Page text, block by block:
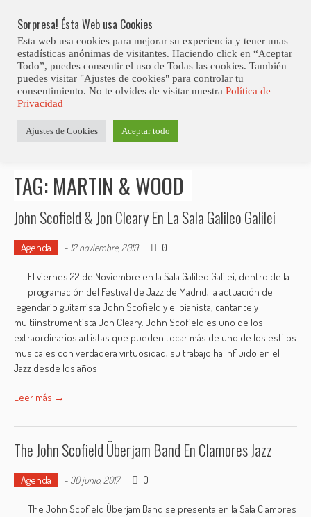
content
Club Contest.
Posts tagged "Martin & Wood"
TAG: MARTIN & WOOD
John Scofield & Jon Cleary En La Sala Galileo Galilei
Agenda - 12 noviembre, 2019 0
El viernes 22 de Noviembre en la Sala Galileo Galilei, dentro de la
programación del Festival de Jazz de Madrid, la actuación del
legendario guitarrista John Scofield y el pianista, cantante y
multiinstrumentista Jon Cleary. John Scofield es uno de los
extraordinarios artistas que pueden tocar más de uno de los estilos
musicales con verdadera virtuosidad, su trabajo ha influido en el
Jazz desde los años
Leer más →
The John Scofield Überjam Band En Clamores Jazz
Agenda - 30 junio, 2017 0
The John Scofield Überjam Band se presenta en la Sala Clamores
Sorpresa! Ésta Web usa Cookies
Esta web usa cookies para mejorar su experiencia y tener unas
estadísticas anónimas de visitantes. Haciendo click en “Aceptar
Todo”, puedes consentir el uso de Todas las cookies. También
puedes visitar "Ajustes de cookies" para controlar tu
consentimiento. No te olvides de visitar nuestra Política de
Privacidad
Ajustes de Cookies Aceptar todo